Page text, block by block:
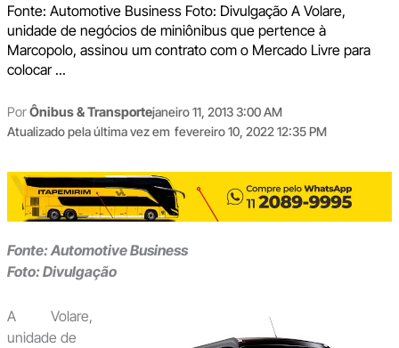
Fonte: Automotive Business Foto: Divulgação A Volare,
unidade de negócios de miniônibus que pertence à
Marcopolo, assinou um contrato com o Mercado Livre para
colocar ...
PorÔnibus & Transportejaneiro 11, 2013 3:00 AM
Atualizado pela última vez em fevereiro 10, 2022 12:35 PM
Fonte: Automotive Business
Foto: Divulgação
A Volare,
unidade de